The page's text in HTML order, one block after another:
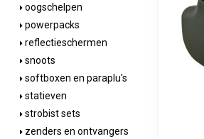
oogschelpen
powerpacks
reflectieschermen
snoots
softboxen en paraplu's
statieven
strobist sets
zenders en ontvangers